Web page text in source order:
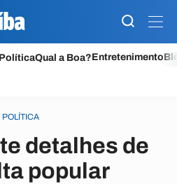
PolíticaQual a Boa?Entretenimento
POLÍTICA
detalhes de
popular